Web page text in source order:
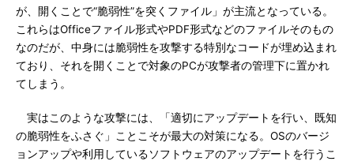
が、開くことで“脆弱性”を突くファイル」が主流となっている。
これらはOfficeファイル形式やPDF形式などのファイルそのもの
なのだが、中身には脆弱性を攻撃する特別なコードが埋め込まれ
ており、それを開くことで対象のPCが攻撃者の管理下に置かれ
てしまう。
実はこのような攻撃には、「適切にアップデートを行い、既知
の脆弱性をふさぐ」ことこそが最大の対策になる。OSのバージ
ョンアップや利用しているソフトウェアのアップデートを行うこ